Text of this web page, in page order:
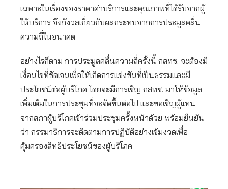
เฉพาะในเรื่องของราคาค่าบริการและคุณภาพที่ได้รับจากผู้
ให้บริการ จึงกังวลเกี่ยวกับผลกระทบจากการประมูลคลื่น
ความถี่ในอนาคต
อย่างไรก็ตาม การประมูลคลื่นความถี่ครั้งนี้ กสทช. จะต้องมี
เงื่อนไขที่ชัดเจนเพื่อให้เกิดการแข่งขันที่เป็นธรรมและมี
ประโยชน์ต่อผู้บริโภค โดยจะมีการเชิญ กสทช. มาให้ข้อมูล
เพิ่มเติมในการประชุมที่จะจัดขึ้นต่อไป และขอเชิญผู้แทน
จากสภาผู้บริโภคเข้าร่วมประชุมครั้งหน้าด้วย พร้อมยืนยัน
ว่า กรรมาธิการจะติดตามการปฏิบัติอย่างเข้มงวดเพื่อ
คุ้มครองสิทธิประโยชน์ของผู้บริโภค